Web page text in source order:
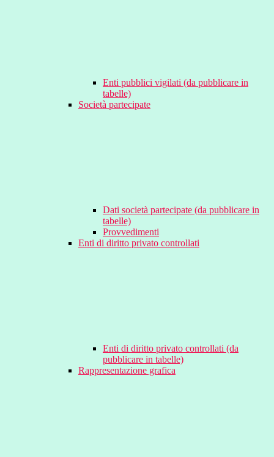
Enti pubblici vigilati (da pubblicare in
tabelle)
Società partecipate
Dati società partecipate (da pubblicare in
tabelle)
Provvedimenti
Enti di diritto privato controllati
Enti di diritto privato controllati (da
pubblicare in tabelle)
Rappresentazione grafica